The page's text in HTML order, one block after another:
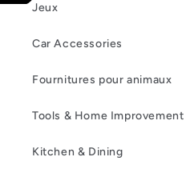
Jeux
Car Accessories
Fournitures pour animaux
Tools & Home Improvement
Kitchen & Dining